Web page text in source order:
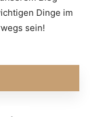
Dinge im
sein!